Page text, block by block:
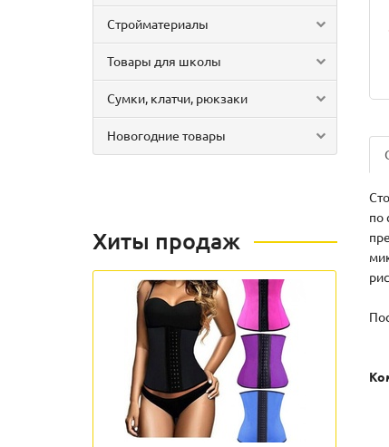
Стройматериалы
Товары для школы
Сумки, клатчи, рюкзаки
Новогодние товары
Хиты продаж
по